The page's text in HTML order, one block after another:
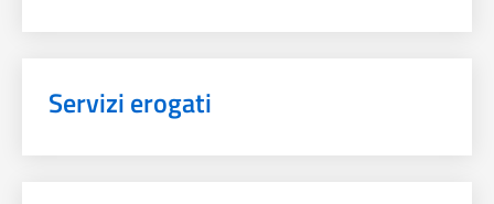
Servizi erogati